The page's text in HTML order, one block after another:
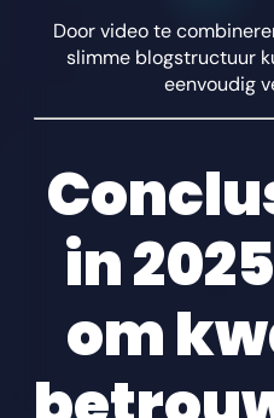
Door video te
slimme blogstructuur
eenvoudig
in
om